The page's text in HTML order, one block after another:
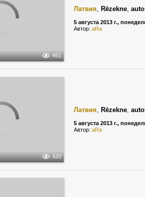
461
Латвия, Rēzekne,
5 августа 2013 г.,
Автор: aRa
420
Латвия, Rēzekne,
5 августа 2013 г.,
Автор: aRa